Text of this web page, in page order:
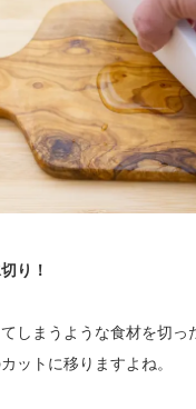
り！
しまうような食材を切っ
ットに移りますよね。